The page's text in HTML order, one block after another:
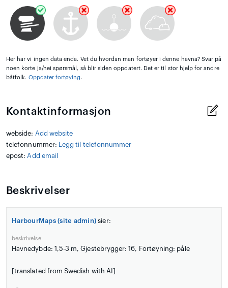
Her har vi ingen data enda. Vet du hvordan man fortøyer i denne havna? Svar på
noen korte ja/nei spørsmål, så blir siden oppdatert. Det er til stor hjelp for andre
båtfolk. Oppdater fortøying .
Kontaktinformasjon
webside: Add website
telefonnummer:
Legg til telefonnummer
epost: Add email
Beskrivelser
HarbourMaps (site admin) sier:
beskrivelse
Havnedybde: 1,5-3 m, Gjestebrygger: 16, Fortøyning: påle
[translated from Swedish with AI]